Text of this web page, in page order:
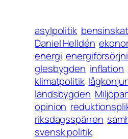
asylpolitik
Daniel Helldén
energi
glesbygden inflation
klimatpolitik
landsbygden
opinion
riksdagsspärren
svensk politik